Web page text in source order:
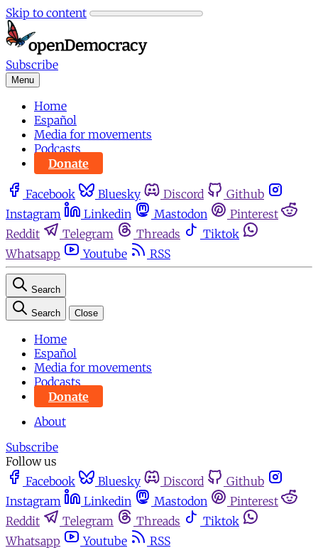
Skip to content
Subscribe
Menu
Home
Español
Media for movements
Podcasts
Donate
Facebook Bluesky Discord
Github
Instagram
Linkedin Mastodon
Pinterest
Reddit
Telegram Threads
Tiktok
Whatsapp
Youtube RSS
Search
Search Close
Home
Español
Media for movements
Podcasts
Donate
About
Subscribe
Follow us
Facebook
Bluesky Discord
Github
Instagram
Linkedin Mastodon
Pinterest
Reddit
Telegram Threads
Tiktok
Whatsapp
Youtube
RSS